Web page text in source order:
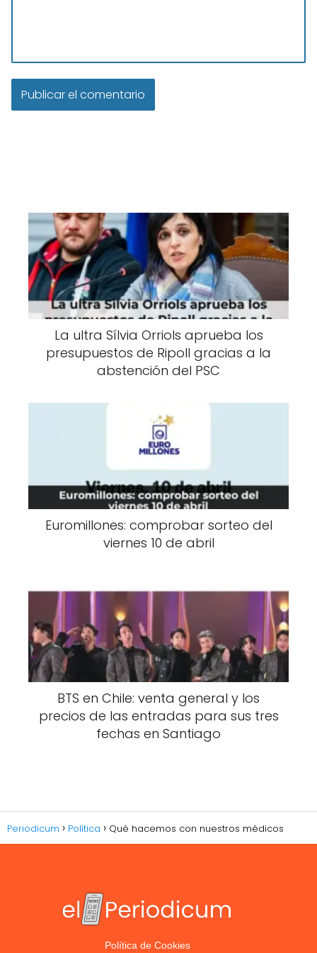
La ultra Sílvia Orriols aprueba los
presupuestos de Ripoll gracias a la
abstención del PSC
Euromillones: comprobar sorteo del
viernes 10 de abril
BTS en Chile: venta general y los
precios de las entradas para sus tres
fechas en Santiago
Periodicum Política Qué hacemos con nuestros médicos
Política de Cookies